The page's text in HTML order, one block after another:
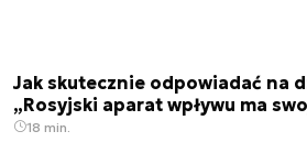
Jak skutecznie odpowiadać na
„Rosyjski aparat wpływu ma
18 min.